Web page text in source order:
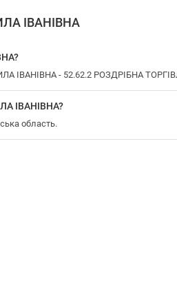
ІВАНІВНА
ІВАНІВНА - 52.62.2 РОЗДРІБНА
ІВАНІВНА?
область.